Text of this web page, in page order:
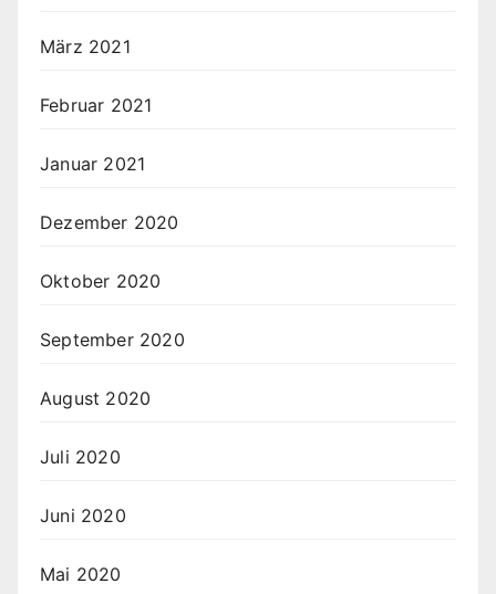
März 2021
Februar 2021
Januar 2021
Dezember 2020
Oktober 2020
September 2020
August 2020
Juli 2020
Juni 2020
Mai 2020